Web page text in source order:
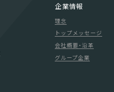
企業情報
理念
トップメッセージ
会社概要・沿革
グループ企業